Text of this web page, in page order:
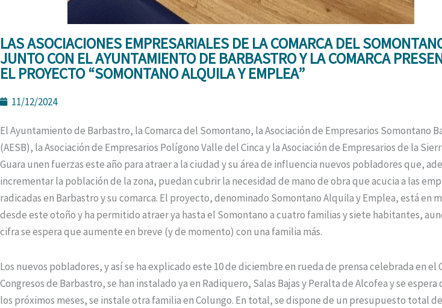
LAS ASOCIACIONES EMPRESARIALES DE LA COMARCA DEL
JUNTO CON EL AYUNTAMIENTO DE BARBASTRO Y LA COMARCA
EL PROYECTO “SOMONTANO ALQUILA Y EMPLEA”
11/12/2024
El Ayuntamiento de Barbastro, la Comarca del Somontano, la Asociación de Empresarios Somontano
(AESB), la Asociación de Empresarios Polígono Valle del Cinca y la Asociación de Empresarios de la
Guara unen fuerzas este año para atraer a la ciudad y su área de influencia nuevos pobladores que,
incrementar la población de la zona, puedan cubrir la necesidad de mano de obra que acucia a las
radicadas en Barbastro y su comarca. El proyecto, denominado Somontano Alquila y Emplea, está en
desde este otoño y ha permitido atraer ya hasta el Somontano a cuatro familias y siete habitantes,
cifra se espera que aumente en breve (y de momento) con una familia más.
Los nuevos pobladores, y así se ha explicado este 10 de diciembre en rueda de prensa celebrada en el
Congresos de Barbastro, se han instalado ya en Radiquero, Salas Bajas y Peralta de Alcofea y se espera
los próximos meses, se instale otra familia en Colungo. En total, se dispone de un presupuesto total de